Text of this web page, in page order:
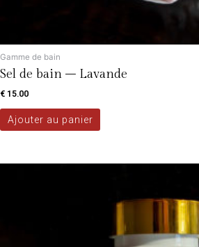
Gamme de bain
Sel de bain – Lavande
€ 15.00
Ajouter au panier